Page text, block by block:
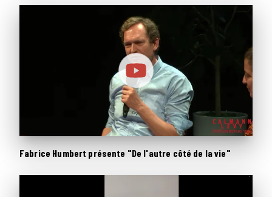
Fabrice Humbert présente "De l'autre côté de la vie"